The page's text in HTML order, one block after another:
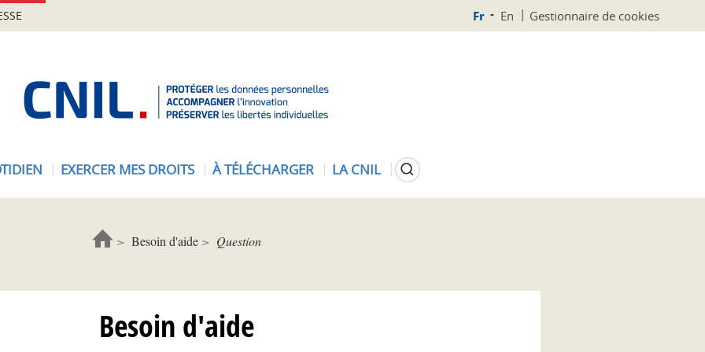
Fr En Gestionnaire de cookies
EXERCER MES DROITS À TÉLÉCHARGER LA CNIL Rechercher
Besoin d'aide Question
Besoin d'aide